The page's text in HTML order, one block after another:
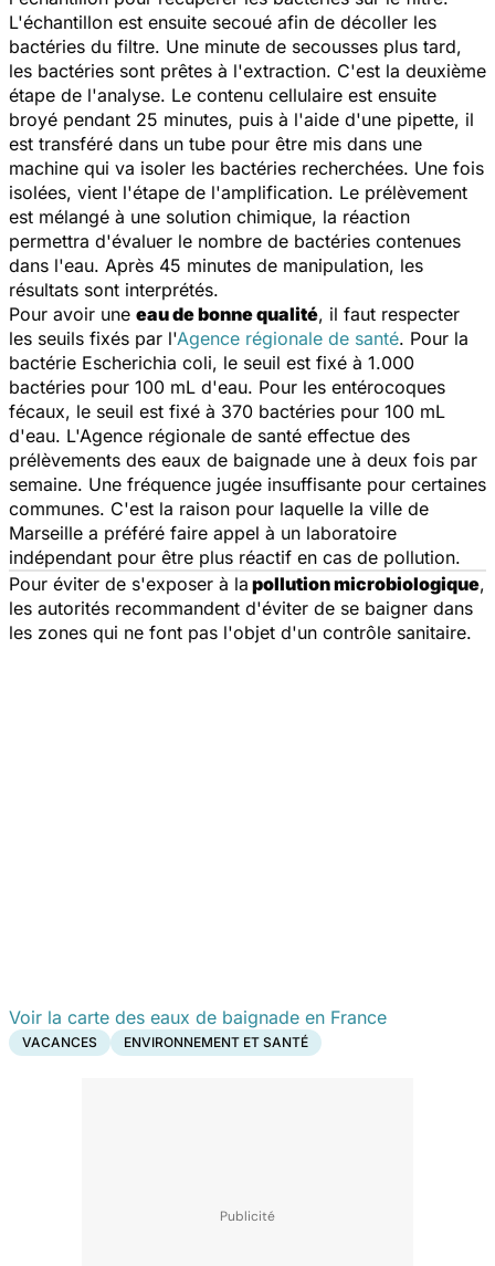
L'échantillon est ensuite secoué afin de décoller les
bactéries du filtre. Une minute de secousses plus tard,
les bactéries sont prêtes à l'extraction. C'est la deuxième
étape de l'analyse. Le contenu cellulaire est ensuite
broyé pendant 25 minutes, puis à l'aide d'une pipette, il
est transféré dans un tube pour être mis dans une
machine qui va isoler les bactéries recherchées. Une fois
isolées, vient l'étape de l'amplification. Le prélèvement
est mélangé à une solution chimique, la réaction
permettra d'évaluer le nombre de bactéries contenues
dans l'eau. Après 45 minutes de manipulation, les
résultats sont interprétés.
Pour avoir une eau de bonne qualité, il faut respecter
les seuils fixés par l'Agence régionale de santé. Pour la
bactérie Escherichia coli, le seuil est fixé à 1.000
bactéries pour 100 mL d'eau. Pour les entérocoques
fécaux, le seuil est fixé à 370 bactéries pour 100 mL
d'eau. L'Agence régionale de santé effectue des
prélèvements des eaux de baignade une à deux fois par
semaine. Une fréquence jugée insuffisante pour certaines
communes. C'est la raison pour laquelle la ville de
Marseille a préféré faire appel à un laboratoire
indépendant pour être plus réactif en cas de pollution.
Pour éviter de s'exposer à la pollution microbiologique,
les autorités recommandent d'éviter de se baigner dans
les zones qui ne font pas l'objet d'un contrôle sanitaire.
Voir la carte des eaux de baignade en France
VACANCES ENVIRONNEMENT ET SANTÉ